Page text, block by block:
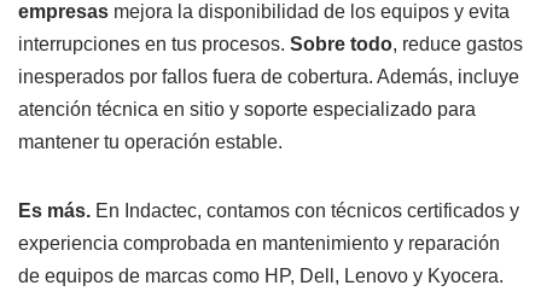
empresas mejora la disponibilidad de los equipos y evita
interrupciones en tus procesos. Sobre todo, reduce gastos
inesperados por fallos fuera de cobertura. Además, incluye
atención técnica en sitio y soporte especializado para
mantener tu operación estable.
Es más. En Indactec, contamos con técnicos certificados y
experiencia comprobada en mantenimiento y reparación
de equipos de marcas como HP, Dell, Lenovo y Kyocera.